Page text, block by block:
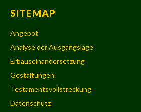
SITEMAP
Angebot
Analyse der Ausgangslage
Erbauseinandersetzung
Gestaltungen
Testamentsvollstreckung
Datenschutz